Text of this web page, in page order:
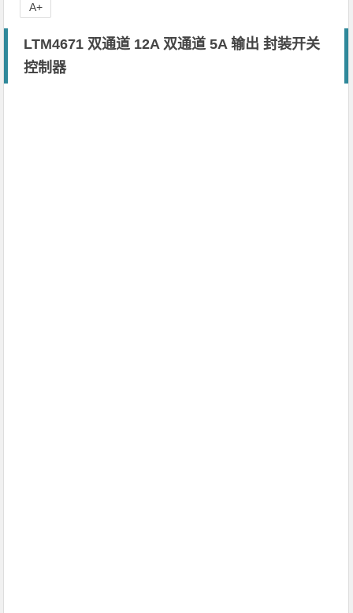
​LTM4671 双通道 12A 双通道 5A 输出 封装开关
控制器
A+